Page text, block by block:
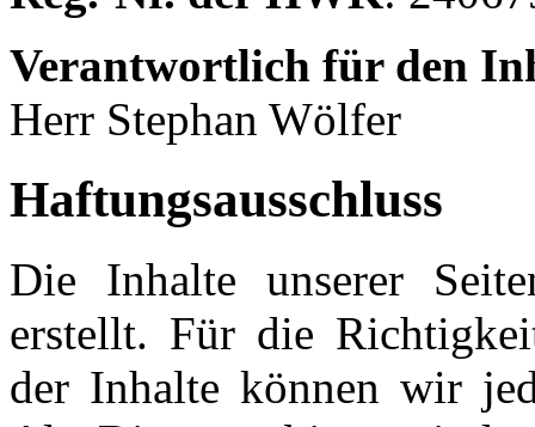
Verantwortlich für den
Herr Stephan Wölfer
Haftungsausschluss
Die Inhalte unserer
erstellt. Für die
der Inhalte können wir